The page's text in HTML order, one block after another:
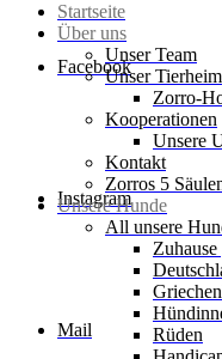
Facebook
Instagram
Mail
Startseite
Über uns
Unser Team
Unser Tierheim
Zorro-
Kooperationen
Unsere
Kontakt
Zorros 5
Unsere Hunde
All unsere
Zuhause
Rüden